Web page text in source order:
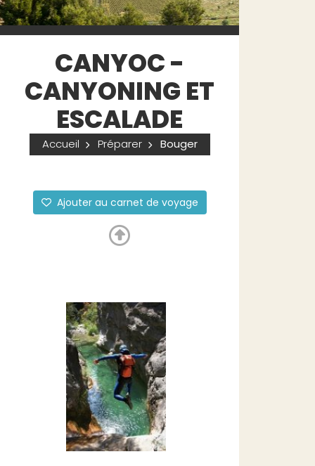
CANYOC -
CANYONING ET
ESCALADE
Accueil Préparer Bouger
Ajouter au carnet de voyage